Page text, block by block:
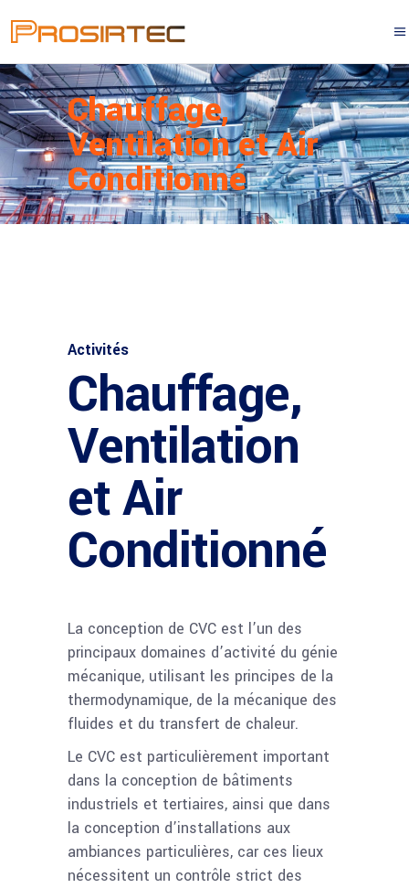
Chauffage,
Ventilation et Air
Conditionné
Activités
Chauffage,
Ventilation
et Air
Conditionné
La conception de CVC est l’un des
principaux domaines d’activité du génie
mécanique, utilisant les principes de la
thermodynamique, de la mécanique des
fluides et du transfert de chaleur.
Le CVC est particulièrement important
dans la conception de bâtiments
industriels et tertiaires, ainsi que dans
la conception d’installations aux
ambiances particulières, car ces lieux
nécessitent un contrôle strict des